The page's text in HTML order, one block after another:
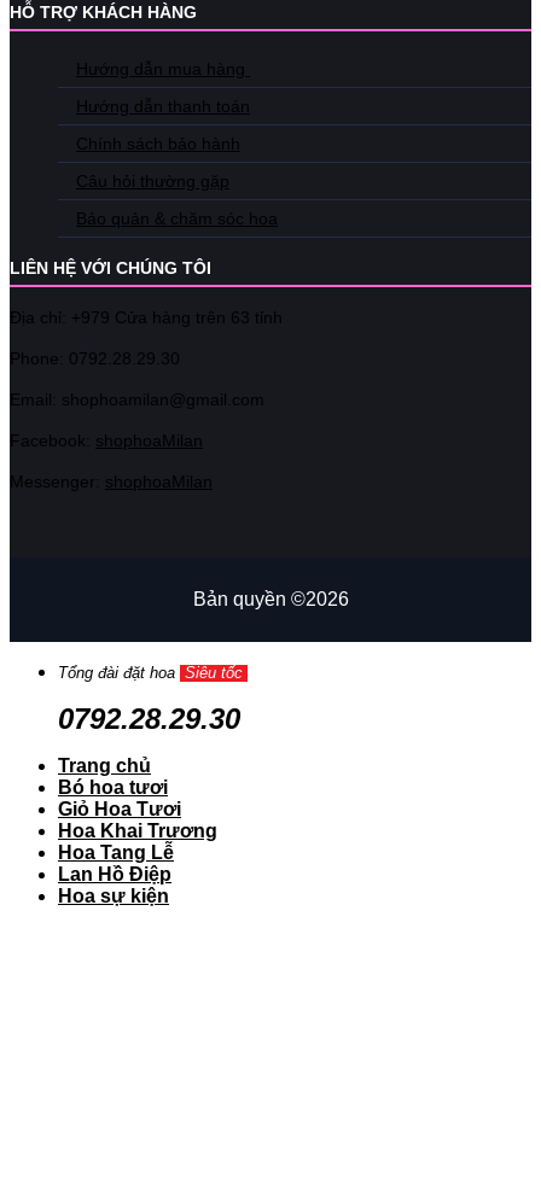
HỖ TRỢ KHÁCH HÀNG
Hướng dẫn mua hàng
Hướng dẫn thanh toán
Chính sách bảo hành
Câu hỏi thường gặp
Bảo quản & chăm sóc hoa
LIÊN HỆ VỚI CHÚNG TÔI
Địa chỉ: +979 Cửa hàng trên 63 tỉnh
Phone: 0792.28.29.30
Email: shophoamilan@gmail.com
Facebook: shophoaMilan
Messenger: shophoaMilan
Bản quyền ©2026
Tổng đài đặt hoa Siêu tốc
0792.28.29.30
Trang chủ
Bó hoa tươi
Giỏ Hoa Tươi
Hoa Khai Trương
Hoa Tang Lễ
Lan Hồ Điệp
Hoa sự kiện